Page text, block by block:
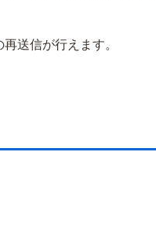
送信が行えます。